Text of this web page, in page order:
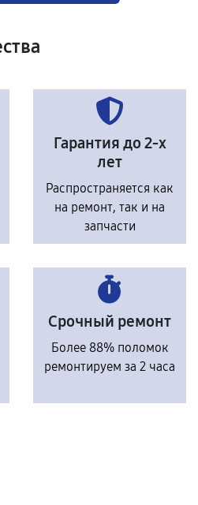
Гарантия до 2-х
лет
Распространяется как
на ремонт, так и на
запчасти
Срочный ремонт
Более 88% поломок
ремонтируем за 2 часа